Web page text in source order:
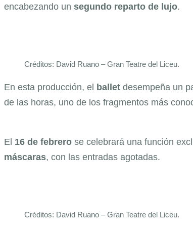
encabezando un segundo reparto de lujo.
Créditos: David Ruano – Gran Teatre del Liceu.
En esta producción, el ballet desempeña un
de las horas, uno de los fragmentos más
El 16 de febrero se celebrará una función
máscaras, con las entradas agotadas.
Créditos: David Ruano – Gran Teatre del Liceu.